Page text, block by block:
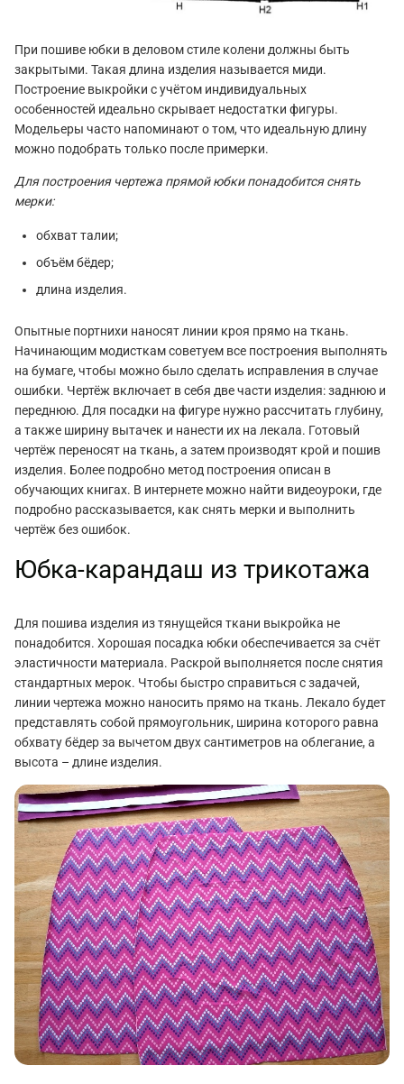
При пошиве юбки в деловом стиле колени должны быть
закрытыми. Такая длина изделия называется миди.
Построение выкройки с учётом индивидуальных
особенностей идеально скрывает недостатки фигуры.
Модельеры часто напоминают о том, что идеальную длину
можно подобрать только после примерки.
Для построения чертежа прямой юбки понадобится снять
мерки:
обхват талии;
объём бёдер;
длина изделия.
Опытные портнихи наносят линии кроя прямо на ткань.
Начинающим модисткам советуем все построения выполнять
на бумаге, чтобы можно было сделать исправления в случае
ошибки. Чертёж включает в себя две части изделия: заднюю и
переднюю. Для посадки на фигуре нужно рассчитать глубину,
а также ширину вытачек и нанести их на лекала. Готовый
чертёж переносят на ткань, а затем производят крой и пошив
изделия. Более подробно метод построения описан в
обучающих книгах. В интернете можно найти видеоуроки, где
подробно рассказывается, как снять мерки и выполнить
чертёж без ошибок.
Юбка-карандаш из трикотажа
Для пошива изделия из тянущейся ткани выкройка не
понадобится. Хорошая посадка юбки обеспечивается за счёт
эластичности материала. Раскрой выполняется после снятия
стандартных мерок. Чтобы быстро справиться с задачей,
линии чертежа можно наносить прямо на ткань. Лекало будет
представлять собой прямоугольник, ширина которого равна
обхвату бёдер за вычетом двух сантиметров на облегание, а
высота – длине изделия.